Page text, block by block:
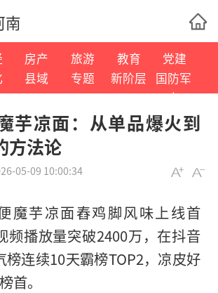
南
房产 旅游 教育
党建
县域 专题 新阶层
国防军
事
芋凉面：从单品爆火到
方法论
05-09 10:00:34
魔芋凉面舂鸡脚风味上线首
频播放量突破2400万，在抖音
榜连续10天霸榜TOP2，凉皮好
首。